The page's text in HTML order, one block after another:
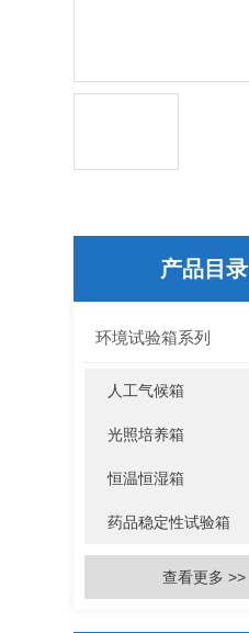
产品目录
环境试验箱系列
人工气候箱
光照培养箱
恒温恒湿箱
药品稳定性试验箱
查看更多 >>